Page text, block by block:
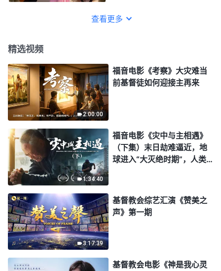
查看更多
精选视频
2:00:00
福音电影《考察》大灾难当
前基督徒如何迎接主再来
1:34:40
福音电影《灾中与主相遇》
（下集）末日劫难逼近，地
球进入“大灭绝时期”，人类
3:17:39
基督教会综艺汇演《赞美之
声》第一期
基督教会电影《神是我心灵